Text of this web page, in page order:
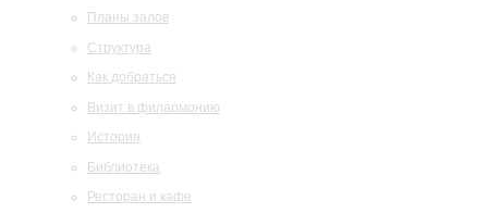
Планы залов
Структура
Как добраться
Визит в филармонию
История
Библиотека
Ресторан и кафе